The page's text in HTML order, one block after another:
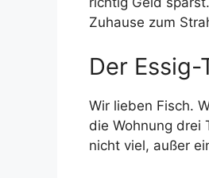
Zuhause zum
Der
Wir lieben Fisch.
die Wohnung drei
nicht viel, außer